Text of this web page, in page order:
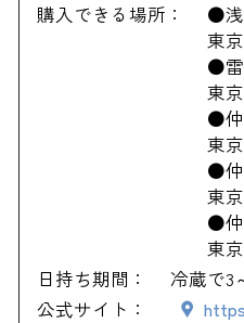
購入できる場所：
●浅
東
●
東
●仲
東
●仲
東
●仲
東
日持ち期間：
冷蔵で
公式サイト：